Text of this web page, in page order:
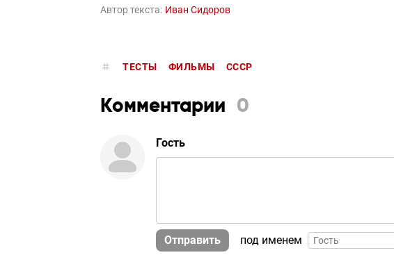
Автор текста: Иван Сидоров
ТЕСТЫ ФИЛЬМЫ СССР
Комментарии 0
Гость
Отправить под именем